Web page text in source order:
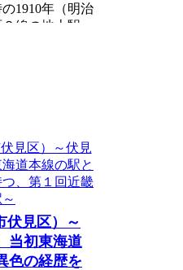
1910年（明治
線の地上駅。
伏見区）～
当初東海道
色の経歴を